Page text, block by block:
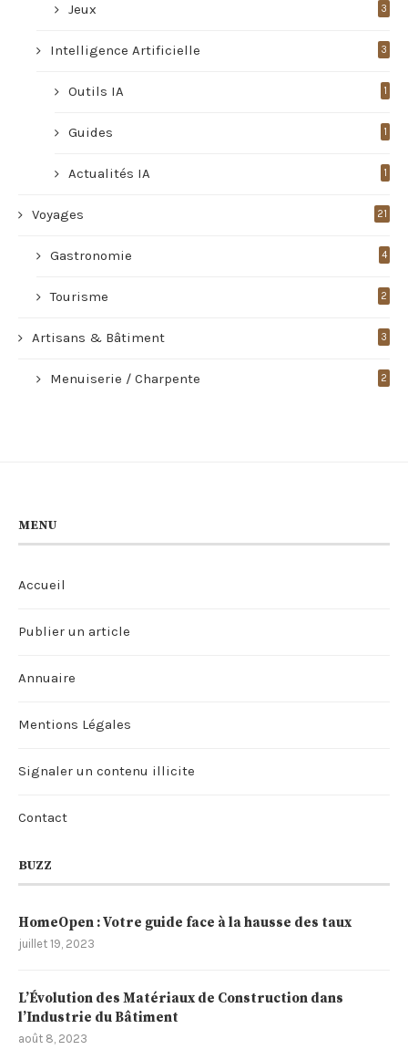
Jeux 3
Intelligence Artificielle 3
Outils IA 1
Guides 1
Actualités IA 1
Voyages 21
Gastronomie 4
Tourisme 2
Artisans & Bâtiment 3
Menuiserie / Charpente 2
MENU
Accueil
Publier un article
Annuaire
Mentions Légales
Signaler un contenu illicite
Contact
BUZZ
HomeOpen : Votre guide face à la hausse des taux
juillet 19, 2023
L’Évolution des Matériaux de Construction dans
l’Industrie du Bâtiment
août 8, 2023